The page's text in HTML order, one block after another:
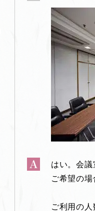
はい。会議
ご希望の場
ご利用の